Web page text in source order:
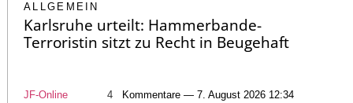
ALLGEMEIN
Karlsruhe urteilt: Hammerbande-
Terroristin sitzt zu Recht in Beugehaft
JF-Online 4 Kommentare — 7. August 2026 12:34